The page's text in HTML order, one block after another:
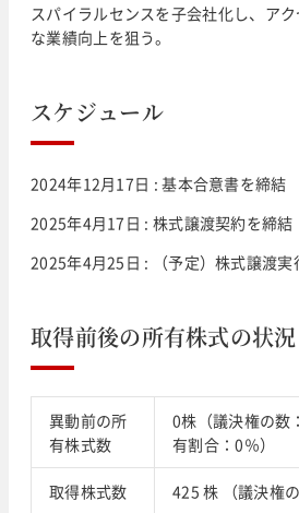
スパイラルセンスを子会社化し、ア
な業績向上を狙う。
スケジュール
2024年12月17日 : 基本合意書を締結
2025年4月17日 : 株式譲渡契約を締結
2025年4月25日 : （予定）株式譲渡実
取得前後の所有株式の状況
異動前の所
有株式数
0株（議決権の数
有割合：0％）
取得株式数 425 株 （議決権